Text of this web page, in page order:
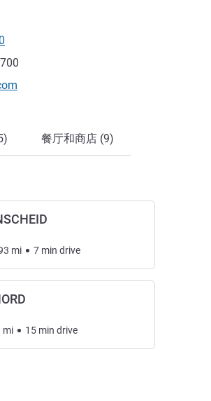
餐厅和商店 (9)
mi 7 min drive
mi 15 min drive